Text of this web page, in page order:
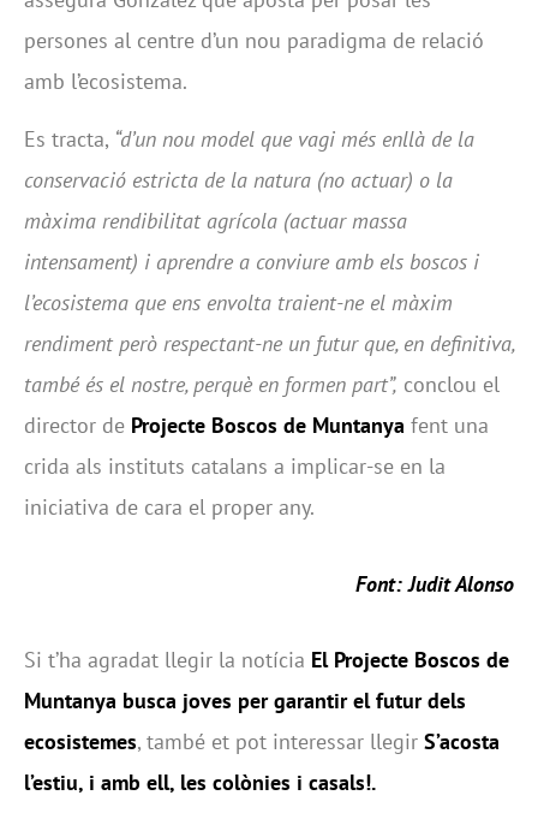
persones al centre d’un nou paradigma de relació
amb l’ecosistema.
Es tracta, “d’un nou model que vagi més enllà de la
conservació estricta de la natura (no actuar) o la
màxima rendibilitat agrícola (actuar massa
intensament) i aprendre a conviure amb els boscos i
l’ecosistema que ens envolta traient-ne el màxim
rendiment però respectant-ne un futur que, en definitiva,
també és el nostre, perquè en formen part”, conclou el
director de Projecte Boscos de Muntanya fent una
crida als instituts catalans a implicar-se en la
iniciativa de cara el proper any.
Font: Judit Alonso
Si t’ha agradat llegir la notícia El Projecte Boscos de
Muntanya busca joves per garantir el futur dels
ecosistemes, també et pot interessar llegir S’acosta
l’estiu, i amb ell, les colònies i casals!.